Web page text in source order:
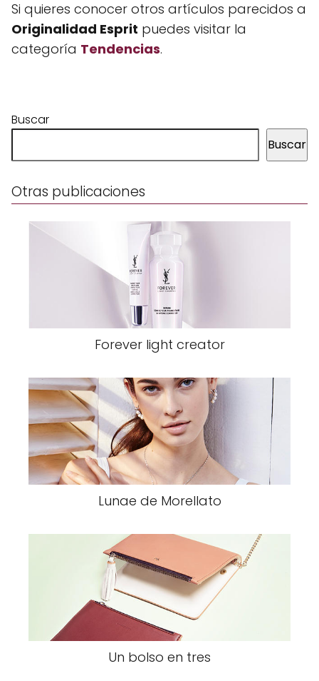
Si quieres conocer otros artículos parecidos a
Originalidad Esprit puedes visitar la
categoría Tendencias.
Buscar
Buscar
Otras publicaciones
Forever light creator
Lunae de Morellato
Un bolso en tres